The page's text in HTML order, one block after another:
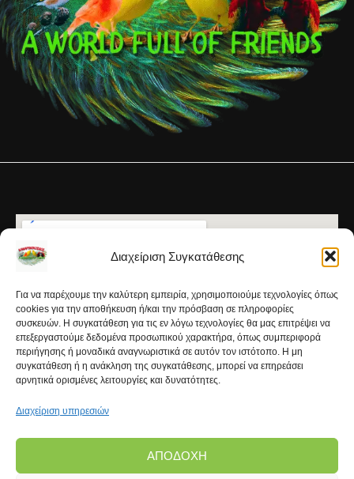
Διαχείριση Συγκατάθεσης
Για να παρέχουμε την καλύτερη εμπειρία, χρησιμοποιούμε τεχνολογίες όπως
cookies για την αποθήκευση ή/και την πρόσβαση σε πληροφορίες
συσκευών. Η συγκατάθεση για τις εν λόγω τεχνολογίες θα μας επιτρέψει να
επεξεργαστούμε δεδομένα προσωπικού χαρακτήρα, όπως συμπεριφορά
περιήγησης ή μοναδικά αναγνωριστικά σε αυτόν τον ιστότοπο. Η μη
συγκατάθεση ή η ανάκληση της συγκατάθεσης, μπορεί να επηρεάσει
αρνητικά ορισμένες λειτουργίες και δυνατότητες.
Διαχείριση υπηρεσιών
ΑΠΟΔΟΧΉ